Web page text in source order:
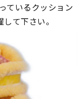
ているクッション
て下さい。